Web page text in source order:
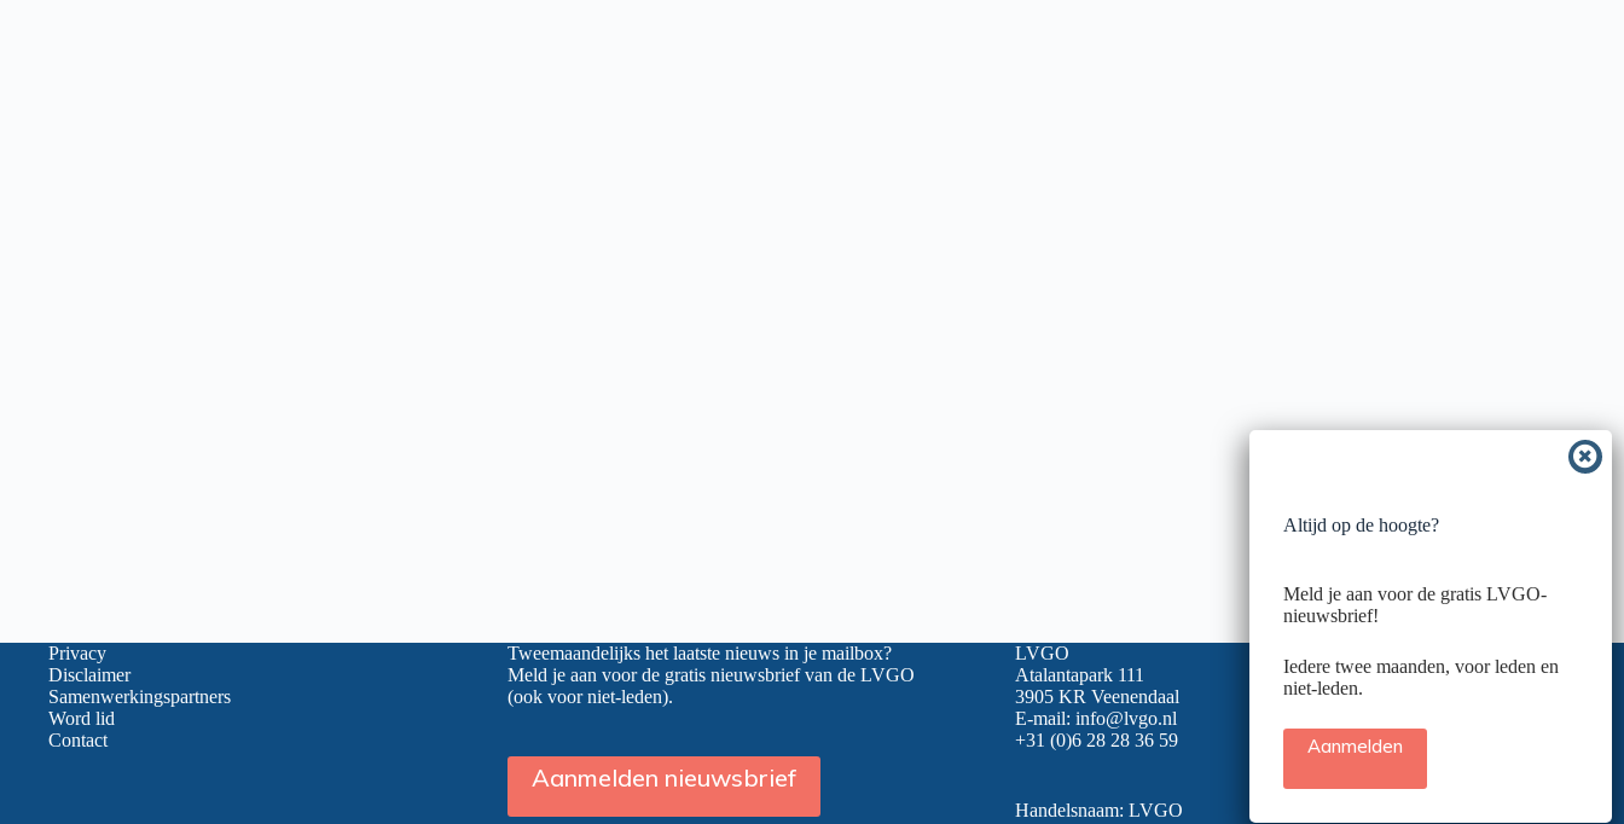
Privacy
Disclaimer
Samenwerkingspartners
Word lid
Contact
Tweemaandelijks het laatste nieuws in je mailbox?
Meld je aan voor de gratis nieuwsbrief van de LVGO
(ook voor niet-leden).
Aanmelden nieuwsbrief
LVGO
Atalantapark 111
3905 KR Veenendaal
E-mail: info@lvgo.nl
+31 (0)6 28 28 36 59
Handelsnaam: LVGO
Altijd op de hoogte?
Meld je aan voor de gratis LVGO-
nieuwsbrief!
Iedere twee maanden, voor leden en
niet-leden.
Aanmelden